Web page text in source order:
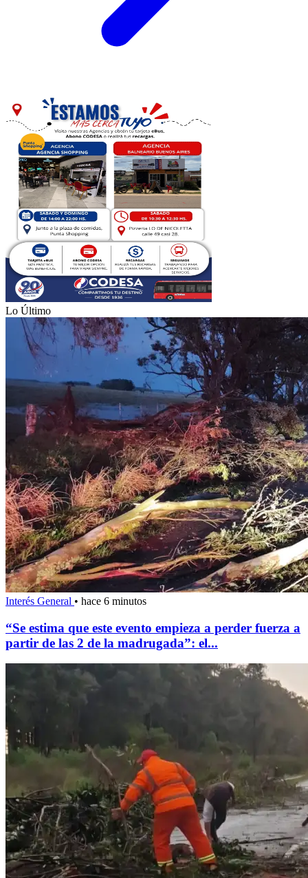
Lo Último
Interés General • hace 6 minutos
“Se estima que este evento empieza a perder fuerza a
partir de las 2 de la madrugada”: el...